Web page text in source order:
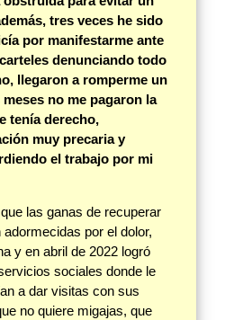
tres veces he sido
por manifestarme ante
denunciando todo
llegaron a romperme un
no me pagaron la
tenía derecho,
muy precaria y
el trabajo por mi
las ganas de recuperar
por el dolor,
y en abril de 2022 logró
sociales donde le
a dar visitas con sus
no quiere migajas, que